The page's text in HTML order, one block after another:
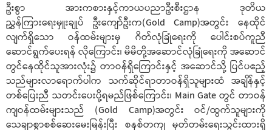
ဦးစွာ အားကစားနှင့်ကာယပညာဦးစီးဌာန ဒုတိယ
ညွှန်ကြားရေးမှူးချုပ် ဦးကျော်ဦးက(Gold Camp)အတွင်း နေထိုင်
လျက်ရှိသော ဝန်ထမ်းများမှ ဂိတ်လုံခြုံရေးကို ပေါင်းစပ်ကူညီ
ဆောင်ရွက်‌ပေးရန် လိုကြောင်း၊ မိမိတို့အဆောင်လုံခြုံရေးကို အဆောင်
တွင်နေထိုင်သူအားလုံး၌ တာဝန်ရှိကြောင်းနှင့် အဆောင်သို့ ပြင်ပဧည့်
သည်များလာရောက်ပါက သက်ဆိုင်ရာတာဝန်ရှိသူများထံ အချိန်နှင့်
တစ်ပြေးညီ သတင်းပေးပို့ရမည်ဖြစ်ကြောင်း၊ Main Gate တွင် တာဝန်
ကျဝန်ထမ်းများသည် (Gold Camp)အတွင်း ဝင်/ထွက်သူများကို
သေချာစွာစစ်ဆေးမေးမြန်းပြီး စနစ်တကျ မှတ်တမ်းရေးသွင်းထားရှိ